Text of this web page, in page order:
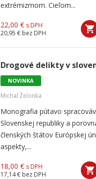
extrémizmom. Cieľom...
22,00 € s DPH
20,95 € bez DPH
Drogové delikty v
NOVINKA
Michal Želonka
Monografia pútavo
Slovenskej republiky a
členských štátov Európskej
aspekty,...
18,00 € s DPH
17,14 € bez DPH